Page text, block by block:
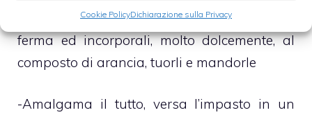
Cookie PolicyDichiarazione sulla Privacy
– Monta a questo punto gli albumi e neve
ferma ed incorporali, molto dolcemente, al
composto di arancia, tuorli e mandorle
-Amalgama il tutto, versa l’impasto in un